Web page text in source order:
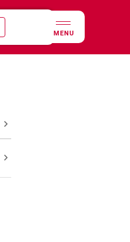
MENU